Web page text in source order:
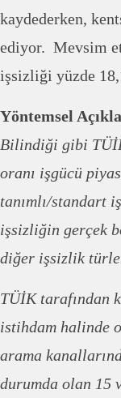
kaydederken,
ediyor. Mevsim
işsizliği yüzde
Yöntemsel
Bilindiği gibi
oranı işgücü
tanımlı/standart
işsizliğin gerçek
diğer işsizlik
TÜİK tarafından
istihdam halinde
arama
durumda olan 15